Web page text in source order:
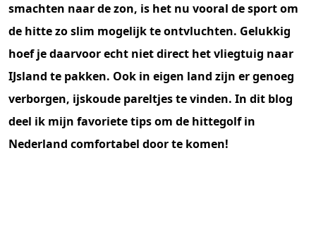
smachten naar de zon, is het nu vooral de sport om
de hitte zo slim mogelijk te ontvluchten. Gelukkig
hoef je daarvoor echt niet direct het vliegtuig naar
IJsland te pakken. Ook in eigen land zijn er genoeg
verborgen, ijskoude pareltjes te vinden. In dit blog
deel ik mijn favoriete tips om de hittegolf in
Nederland comfortabel door te komen!